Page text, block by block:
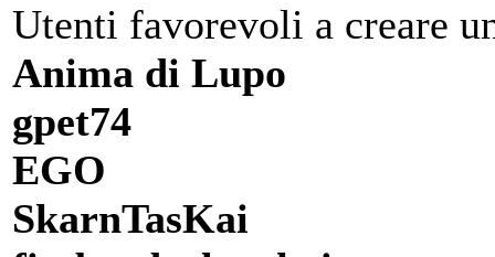
Utenti favorevoli a creare
Anima di Lupo
gpet74
EGO
SkarnTasKai